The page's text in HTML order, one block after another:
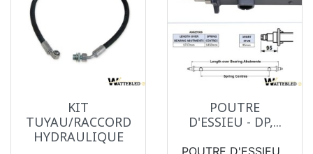
KIT
TUYAU/RACCORD
HYDRAULIQUE
POUTRE
D'ESSIEU - DP,...
POUTRE D'ESSIEU